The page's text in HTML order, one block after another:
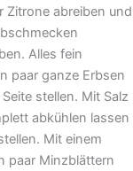
Zitrone abreiben und
Alles fein
paar ganze Erbsen
stellen. Mit Salz
abkühlen lassen
Mit einem
paar Minzblättern